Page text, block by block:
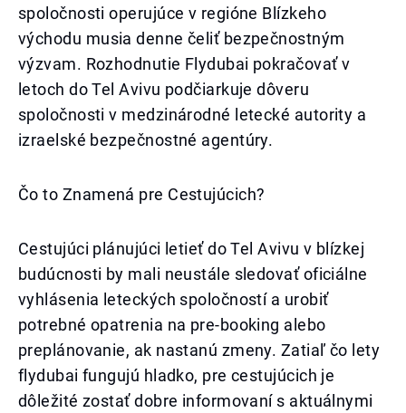
spoločnosti operujúce v regióne Blízkeho
východu musia denne čeliť bezpečnostným
výzvam. Rozhodnutie Flydubai pokračovať v
letoch do Tel Avivu podčiarkuje dôveru
spoločnosti v medzinárodné letecké autority a
izraelské bezpečnostné agentúry.
Čo to Znamená pre Cestujúcich?
Cestujúci plánujúci letieť do Tel Avivu v blízkej
budúcnosti by mali neustále sledovať oficiálne
vyhlásenia leteckých spoločností a urobiť
potrebné opatrenia na pre-booking alebo
preplánovanie, ak nastanú zmeny. Zatiaľ čo lety
flydubai fungujú hladko, pre cestujúcich je
dôležité zostať dobre informovaní s aktuálnymi